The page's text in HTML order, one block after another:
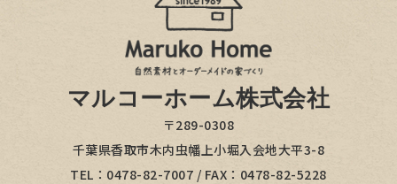
マルコーホーム株式会社
〒289-0308
千葉県香取市木内虫幡上小堀入会地大平3-8
TEL： 0478-82-7007 / FAX：0478-82-5228